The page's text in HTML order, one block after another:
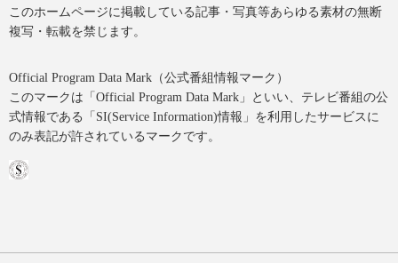
このホームページに掲載している記事・写真等あらゆる素材の無断
複写・転載を禁じます。
Official Program Data Mark（公式番組情報マーク）
このマークは「Official Program Data Mark」といい、テレビ番組の公
式情報である「SI(Service Information)情報」を利用したサービスに
のみ表記が許されているマークです。